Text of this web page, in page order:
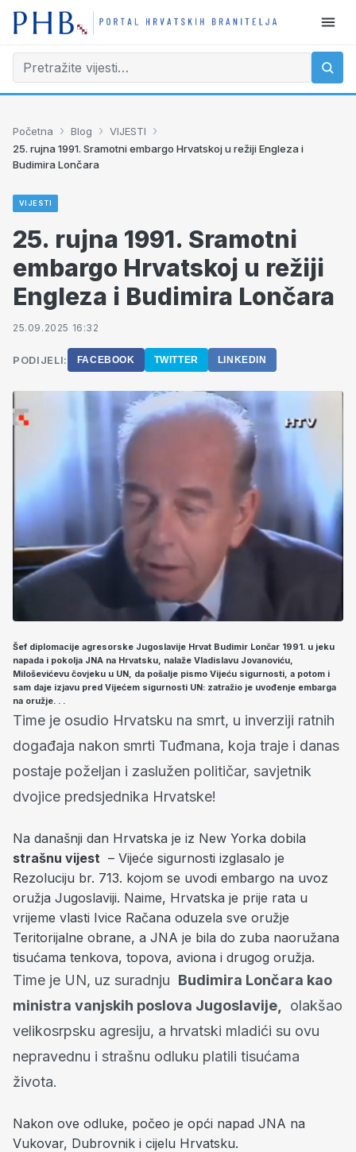
Početna › Blog › VIJESTI ›
25. rujna 1991. Sramotni embargo Hrvatskoj u režiji Engleza i
Budimira Lončara
VIJESTI
25. rujna 1991. Sramotni
embargo Hrvatskoj u režiji
Engleza i Budimira Lončara
25.09.2025 16:32
PODIJELI: FACEBOOK TWITTER LINKEDIN
Šef diplomacije agresorske Jugoslavije Hrvat Budimir Lončar 1991. u jeku
napada i pokolja JNA na Hrvatsku, nalaže Vladislavu Jovanoviću,
Miloševićevu čovjeku u UN, da pošalje pismo Vijeću sigurnosti, a potom i
sam daje izjavu pred Vijećem sigurnosti UN: zatražio je uvođenje embarga
na oružje. . .
Time je osudio Hrvatsku na smrt, u inverziji ratnih
događaja nakon smrti Tuđmana, koja traje i danas
postaje poželjan i zaslužen političar, savjetnik
dvojice predsjednika Hrvatske!
Na današnji dan Hrvatska je iz New Yorka dobila
strašnu vijest – Vijeće sigurnosti izglasalo je
Rezoluciju br. 713. kojom se uvodi embargo na uvoz
oružja Jugoslaviji. Naime, Hrvatska je prije rata u
vrijeme vlasti Ivice Račana oduzela sve oružje
Teritorijalne obrane, a JNA je bila do zuba naoružana
tisućama tenkova, topova, aviona i drugog oružja.
Time je UN, uz suradnju Budimira Lončara kao
ministra vanjskih poslova Jugoslavije,
olakšao
velikosrpsku agresiju, a hrvatski mladići su ovu
nepravednu i strašnu odluku platili tisućama
života.
Nakon ove odluke, počeo je opći napad JNA na
Vukovar, Dubrovnik i cijelu Hrvatsku.